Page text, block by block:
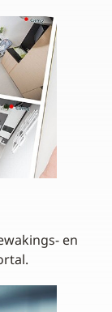
en